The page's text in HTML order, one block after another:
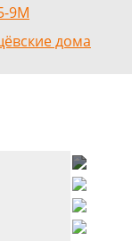
9М
дома